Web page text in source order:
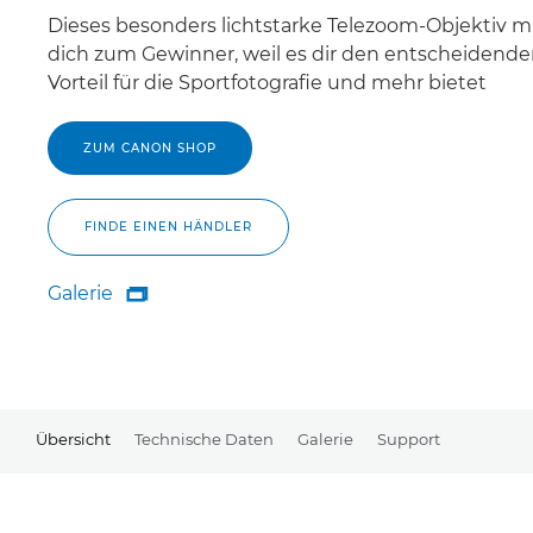
Dieses besonders lichtstarke Telezoom-Objektiv
dich zum Gewinner, weil es dir den
Vorteil für die Sportfotografie und mehr bietet
ZUM CANON SHOP
FINDE EINEN HÄNDLER
Galerie
Galerie

Übersicht Technische Daten Galerie Support